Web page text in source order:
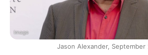
Imago
Jason Alexander, September